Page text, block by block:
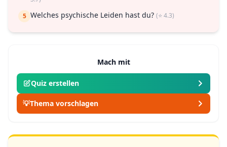
5 Welches psychische Leiden hast du? (⭐ 4.3)
Mach mit
Quiz erstellen
💡Thema vorschlagen